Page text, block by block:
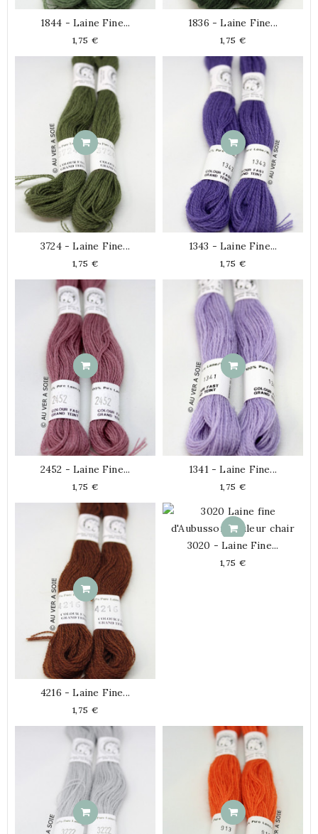
1844 - Laine Fine...
Prix
1,75 €
1836 - Laine Fine...
Prix
1,75 €
3724 - Laine Fine...
Prix
1,75 €
1343 - Laine Fine...
Prix
1,75 €
2452 - Laine Fine...
Prix
1,75 €
1341 - Laine Fine...
Prix
1,75 €
4216 - Laine Fine...
Prix
1,75 €
3020 - Laine Fine...
Prix
1,75 €